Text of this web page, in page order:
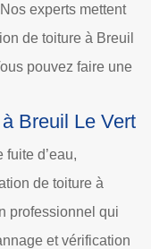
experts mettent
de toiture à Breuil
pouvez faire une
Breuil Le Vert
fuite d’eau,
de toiture à
professionnel qui
et vérification